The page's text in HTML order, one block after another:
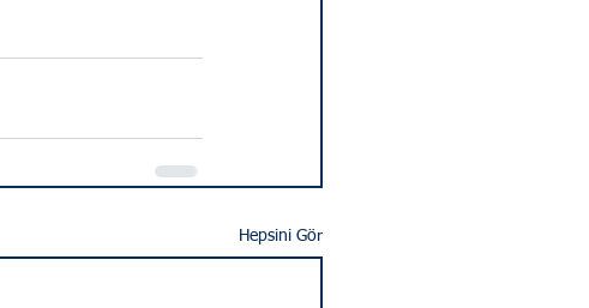
Hepsini Gör